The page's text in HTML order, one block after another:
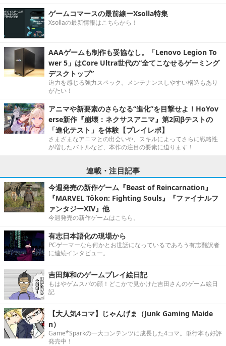
ゲームコマースの最前線ーXsolla特集
Xsollaの最新情報はこちらから！
AAAゲームも制作も妥協なし。「Lenovo Legion To
wer 5」はCore Ultra世代の“全てこなせるゲーミング
デスクトップ”
迫力を感じる強力スペック。メンテナンスしやすい構造もあり
がたい！
アニマや新要素のさらなる“進化”を目撃せよ！HoYov
erse新作『崩壊：ネクサスアニマ』第2回βテストの
「進化テスト」を体験【プレイレポ】
さまざまなアニマとの出会いや、スキルによってさらに戦略性
が増したバトルなど、本作の注目の要素に迫ります！
連載・注目記事
今週発売の新作ゲーム『Beast of Reincarnation』
『MARVEL Tōkon: Fighting Souls』『ファイナルフ
ァンタジーXIV』他
今週発売の新作ゲームはこちら。
有志日本語化の現場から
PCゲーマーなら何かとお世話になっているであろう有志翻訳者
に連続インタビュー。
吉田輝和のゲームプレイ絵日記
もはやゲムスパの顔！どこかで見かけた吉田さんのゲーム絵日
記
【大人気4コマ】じゃんげま（Junk Gaming Maide
n）
Game*Sparkの一大コンテンツに成長した4コマ。単行本も好評
発売中！